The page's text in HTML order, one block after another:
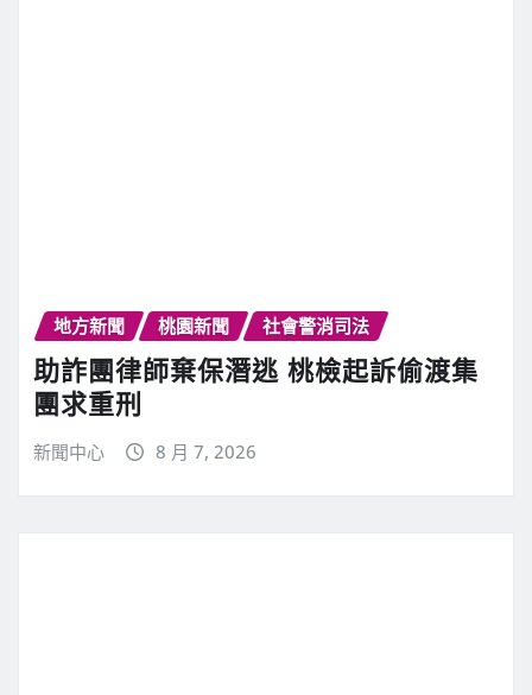
地方新聞 桃園新聞 社會警消司法
助詐團律師棄保潛逃 桃檢起訴偷渡集
團求重刑
新聞中心 8 月 7, 2026